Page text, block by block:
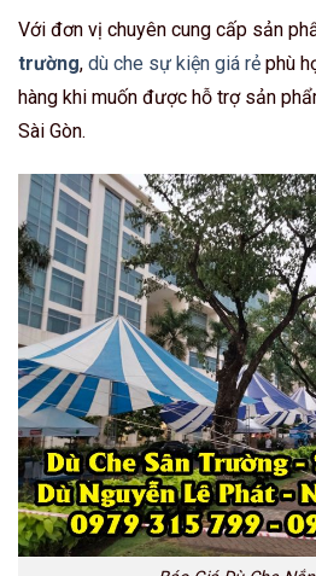
Với đơn vị chuyên cung cấp sản
trường, dù che sự kiện giá rẻ phù
hàng khi muốn được hỗ trợ sản
Sài Gòn.